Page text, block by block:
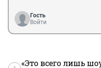
Гость
Войти
«Это всего лишь